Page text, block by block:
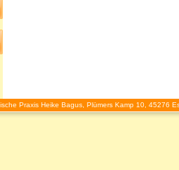
Praxis Heike Bagus, Plümers Kamp 10, 45276